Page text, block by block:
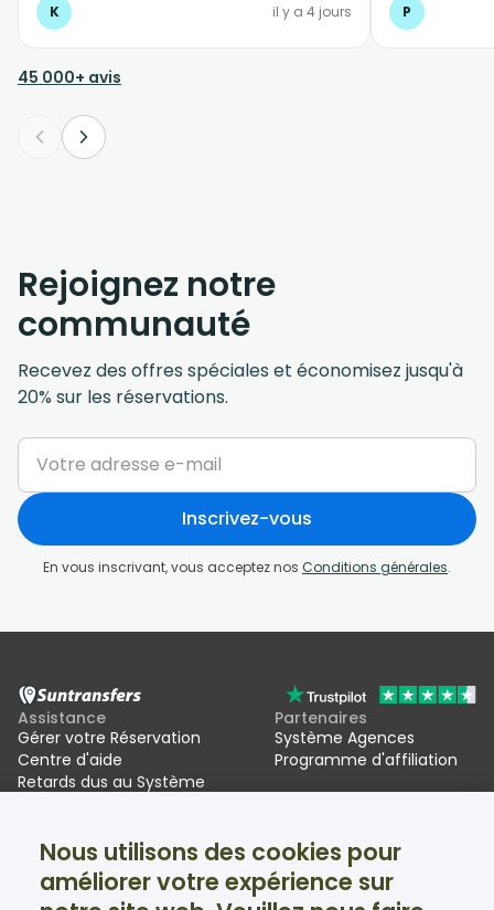
K il y a 4 jours P
45 000+ avis
Rejoignez notre
communauté
Recevez des offres spéciales et économisez jusqu'à
20% sur les réservations.
Inscrivez-vous
En vous inscrivant, vous acceptez nos Conditions générales.
Assistance
Gérer votre Réservation
Centre d'aide
Retards dus au Système
Partenaires
Système Agences
Programme d'affiliation
Suntransfers
À propos
Réseaux sociaux
Facebook
Nous utilisons des cookies pour
améliorer votre expérience sur